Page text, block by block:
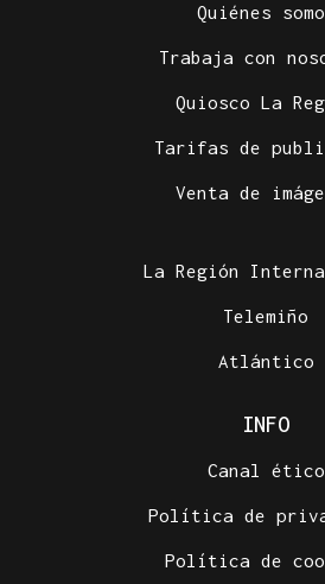
Quiénes
Trabaja con
Quiosco La
Tarifas de
Venta de
La Región
Telemiño
Atlántico
INFO
Canal ético
Política de
Política de